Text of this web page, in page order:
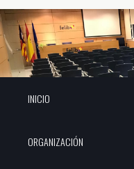
INICIO
ORGANIZACIÓN